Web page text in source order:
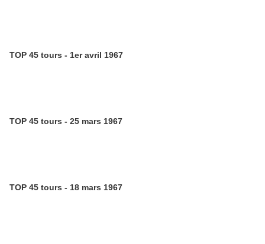
TOP 45 tours - 1er avril 1967
TOP 45 tours - 25 mars 1967
TOP 45 tours - 18 mars 1967